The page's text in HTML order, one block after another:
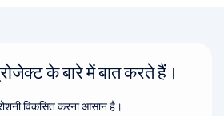
के बारे में बात करते हैं।
विकसित करना आसान है।